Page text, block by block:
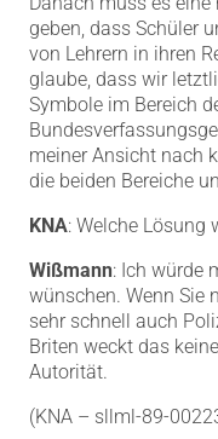
geben, dass Schüler
von Lehrern in ihren
glaube, dass wir
Symbole im Bereich
meiner Ansicht nach
die beiden Bereiche
KNA: Welche Lösung
Wißmann: Ich würde
wünschen. Wenn Sie
sehr schnell auch
Briten weckt das
Autorität.
(KNA – sllml-89-